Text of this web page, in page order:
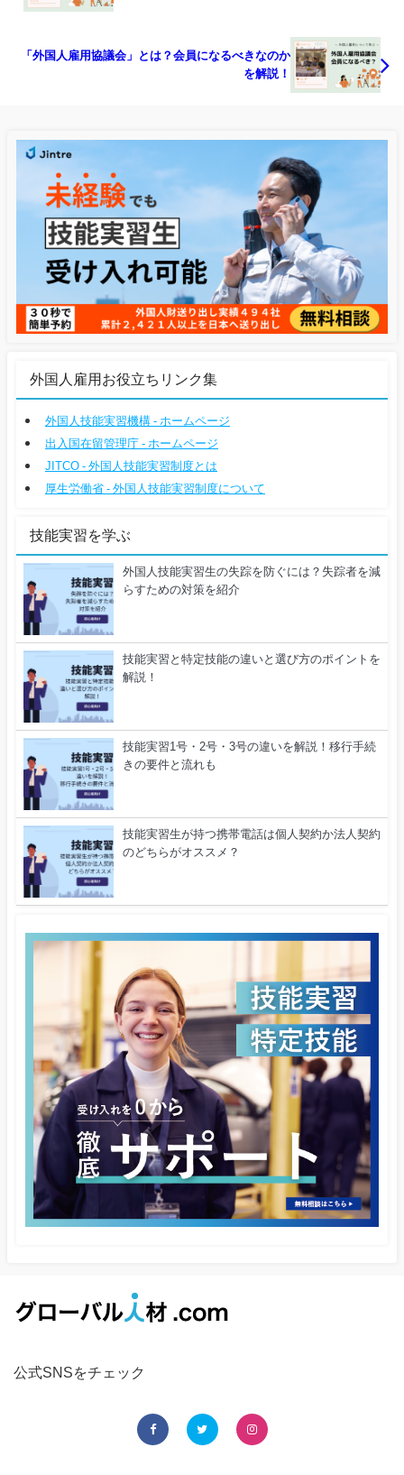
「外国人雇用協議会」とは？会員になるべきなのか
を解説！
外国人雇用お役立ちリンク集
外国人技能実習機構 - ホームページ
出入国在留管理庁 - ホームページ
JITCO - 外国人技能実習制度とは
厚生労働省 - 外国人技能実習制度について
技能実習を学ぶ
外国人技能実習生の失踪を防ぐには？失踪者を減
らすための対策を紹介
技能実習と特定技能の違いと選び方のポイントを
解説！
技能実習1号・2号・3号の違いを解説！移行手続
きの要件と流れも
技能実習生が持つ携帯電話は個人契約か法人契約
のどちらがオススメ？
公式SNSをチェック